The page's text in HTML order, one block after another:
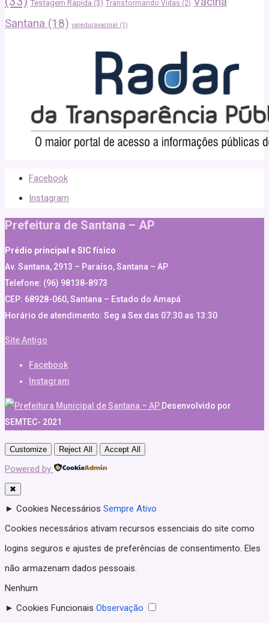
Testagem Rápida (3) Transformando Vidas (2)
Santana (18) vareduravacinal (1)
Facebook
Instagram
Prefeitura de Santana – AP
Prédio principal e SIC físico
Av. Santana, 2913 – Paraíso, Santana – AP
Telefone: (96) 98138-8973
CEP: 68928-060, Santana – Estado do Amapá
Horário de atendimento: Seg a Sex das 07:30 as 13:30
Site Antigo
Facebook
Instagram
Desenvolvido por
SEMTEC- 2021
Customize Reject All Accept All
Powered by
✖
► Cookies Necessários Sempre Ativo
Cookies necessários ativam recursos essenciais do site como
logins seguros e ajustes de preferências de consentimento. Eles
não armazenam dados pessoais.
Nenhum
► Cookies Funcionais Observação